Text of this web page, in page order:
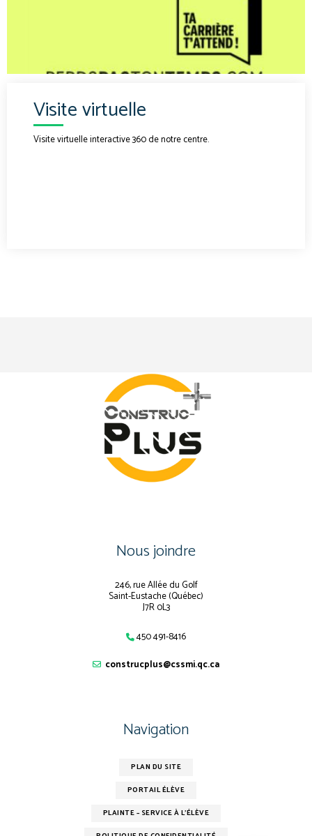
Visite virtuelle
Visite virtuelle interactive 360 de notre centre.
Nous joindre
246, rue Allée du Golf
Saint-Eustache (Québec)
J7R 0L3
450 491-8416
construcplus@cssmi.qc.ca
Navigation
PLAN DU SITE
PORTAIL ÉLÈVE
PLAINTE – SERVICE À L’ÉLÈVE